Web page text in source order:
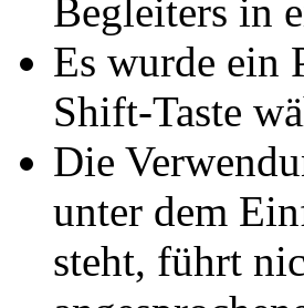
Begleiters in
Es wurde ein
Shift-Taste
Die
unter dem
steht, führt